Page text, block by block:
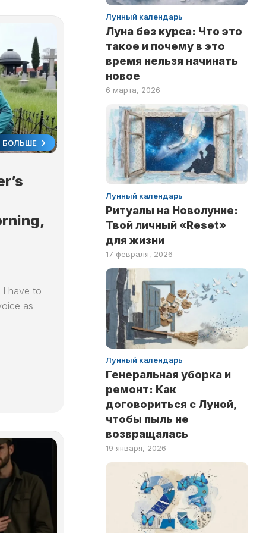
ФИЛЬМАМ
БОЛЬШЕ
I have to
as
Лунный календарь
Луна без курса: Что это
такое и почему в это
время нельзя начинать
новое
6 марта, 2026
Лунный календарь
Ритуалы на Новолуние:
Твой личный «Reset»
для жизни
17 февраля, 2026
Лунный календарь
Генеральная уборка и
ремонт: Как
договориться с Луной,
чтобы пыль не
возвращалась
19 января, 2026